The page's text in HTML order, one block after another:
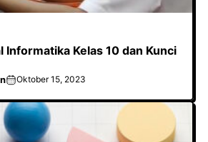
Informatika Kelas 10 dan Kunci
Oktober 15, 2023